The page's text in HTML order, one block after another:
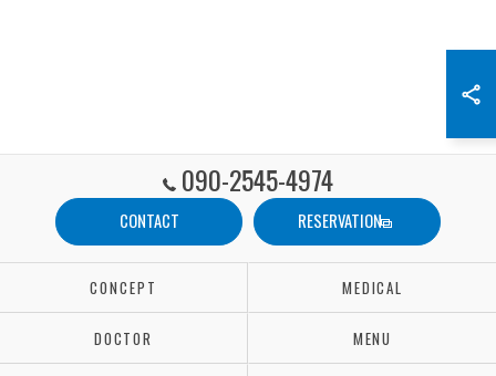
090-2545-4974
CONTACT RESERVATION
CONCEPT MEDICAL
DOCTOR MENU